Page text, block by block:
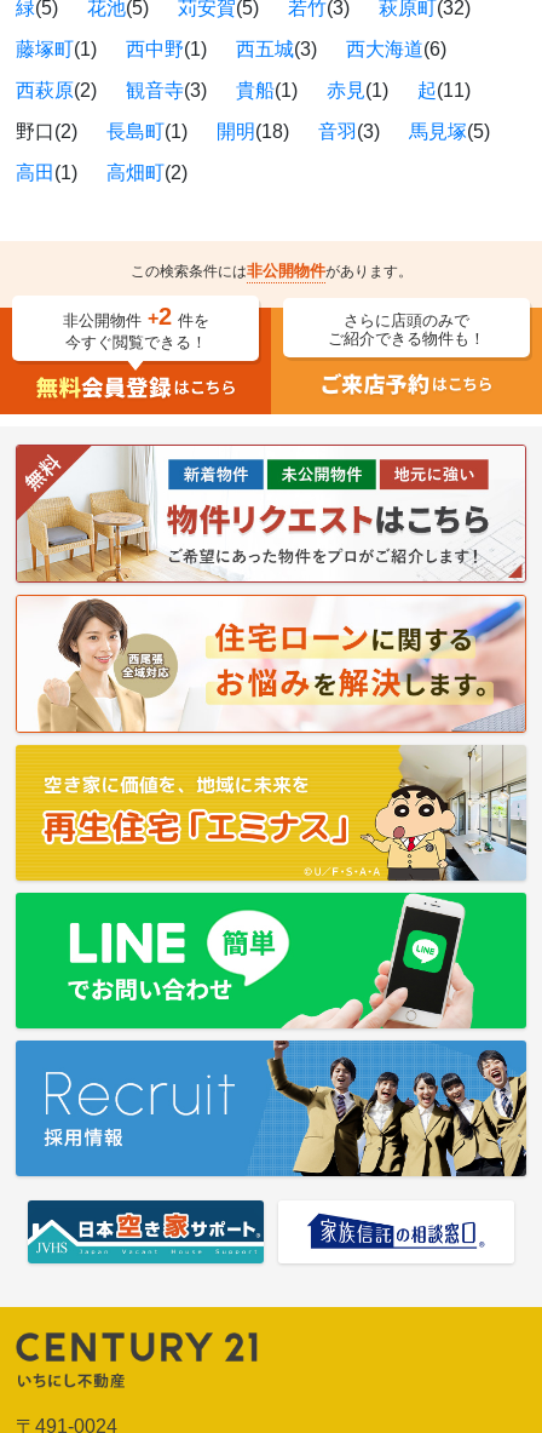
緑(5) 花池(5) 苅安賀(5) 若竹(3) 萩原町(32)
藤塚町(1) 西中野(1) 西五城(3) 西大海道(6)
西萩原(2) 観音寺(3) 貴船(1) 赤見(1) 起(11)
野口(2)
長島町(1) 開明(18) 音羽 (3) 馬見塚(5)
高田 (1) 高畑町(2)
この検索条件には非公開物件があります。
非公開物件 +2 件を
今すぐ閲覧できる！
さらに店頭のみで
ご紹介できる物件も！
〒491-0024